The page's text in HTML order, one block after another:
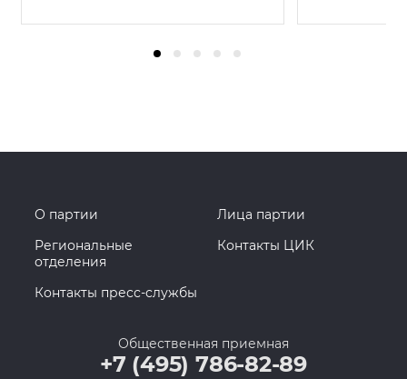
О партии
Лица партии
Региональные
отделения
Контакты ЦИК
Контакты пресс-службы
Общественная приемная
+7 (495) 786-82-89